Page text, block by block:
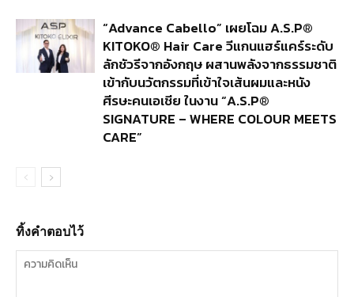
“Advance Cabello” เผยโฉม A.S.P®
KITOKO® Hair Care วีแกนแฮร์แคร์ระดับ
ลักชัวรีจากอังกฤษ ผสานพลังจากธรรมชาติ
เข้ากับนวัตกรรมที่เข้าใจเส้นผมและหนัง
ศีรษะคนเอเชีย ในงาน “A.S.P®
SIGNATURE – WHERE COLOUR MEETS
CARE”
ทิ้งคำตอบไว้